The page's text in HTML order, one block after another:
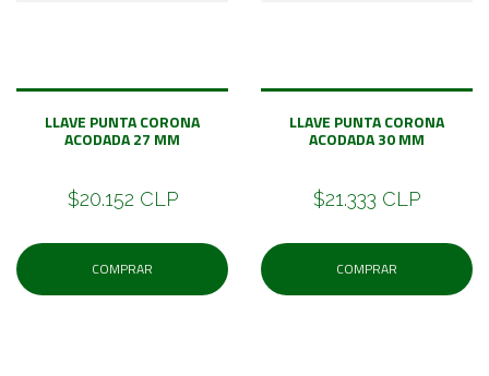
LLAVE PUNTA CORONA
ACODADA 27 MM
$20.152 CLP
COMPRAR
LLAVE PUNTA CORONA
ACODADA 30 MM
$21.333 CLP
COMPRAR